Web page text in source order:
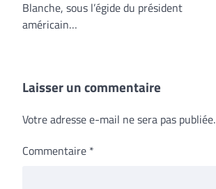
Blanche, sous l’égide du président
américain…
Laisser un commentaire
Votre adresse e-mail ne sera pas publiée.
Commentaire *